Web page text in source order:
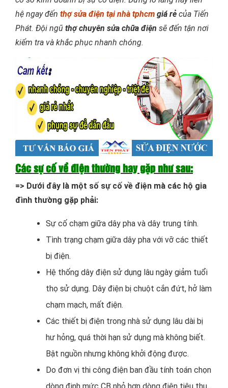
hệ ngay đến thợ sửa điện tại nhà tphcm giá rẻ của Tiến
Phát. Đội ngũ thợ chuyên sửa chữa điện sẽ đến tận nơi
kiểm tra và khắc phục nhanh chóng.
Các sự cố về điện thường hay gặp như sau:
=> Dưới đây là một số sự cố về điện mà các hộ gia
đình thường gặp phải:
Sự cố chạm giữa dây pha và dây trung tính.
Tình trạng chạm giữa dây pha với vỡ các thiết
bị điện.
Hệ thống dây điện sử dụng lâu ngày giảm tuổi
thọ sử dụng. Dây điện bị chuột cắn đứt, hở làm
chạm mạch, mất điện.
Các thiết bị điện trong nhà sử dụng lâu dài bị
hư hỏng, quá thời hạn sử dụng mà không biết.
Bật nguồn nhưng không khởi động được.
Do đơn vị thi công điện ban đầu tính toán chọn